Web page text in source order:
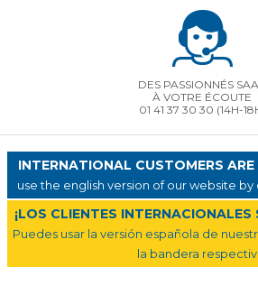
DES PASSIONNÉS
À VOTRE ÉCOUTE
01 41 37 30 30 (14H-
INTERNATIONAL CUSTOMERS
use the english version of our website by
¡LOS CLIENTES
Puedes usar la versión española de
la bandera